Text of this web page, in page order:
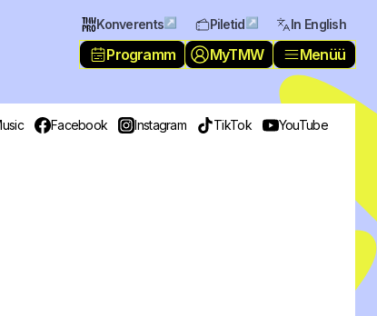
Konverents ↗ Piletid ↗ In English
Programm MyTMW Menüü
Facebook Instagram TikTok YouTube